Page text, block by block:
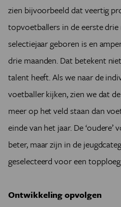
zien bijvoorbeeld dat veertig
topvoetballers in de eerste drie
selectiejaar geboren is en
drie maanden. Dat betekent
talent heeft. Als we naar de
voetballer kijken, zien we dat
meer op het veld staan dan
einde van het jaar. De
beter, maar zijn in de
geselecteerd voor een
Ontwikkeling opvolgen